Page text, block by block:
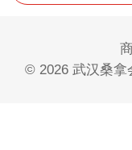
© 2026 武汉桑拿